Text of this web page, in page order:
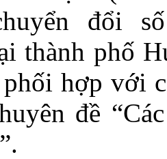
đổi
thành phố
hợp với
đề